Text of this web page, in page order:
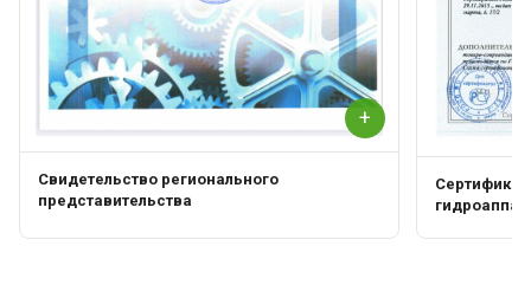
+
Свидетельство регионального
представительства
Сертификат